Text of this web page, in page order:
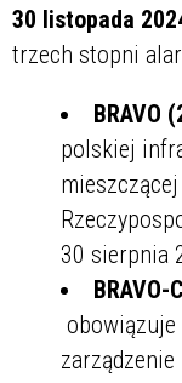
30 listopada
trzech stopni
BRAVO
polskiej
30 sierpnia
obowiązuje